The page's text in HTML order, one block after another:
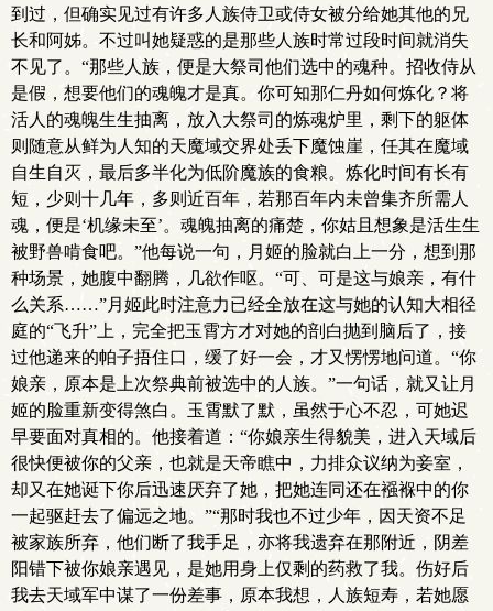
到过，但确实见过有许多人族侍卫或侍女被分给她其他的兄
长和阿姊。不过叫她疑惑的是那些人族时常过段时间就消失
不见了。“那些人族，便是大祭司他们选中的魂种。招收侍从
是假，想要他们的魂魄才是真。你可知那仁丹如何炼化？将
活人的魂魄生生抽离，放入大祭司的炼魂炉里，剩下的躯体
则随意从鲜为人知的天魔域交界处丢下魔蚀崖，任其在魔域
自生自灭，最后多半化为低阶魔族的食粮。炼化时间有长有
短，少则十几年，多则近百年，若那百年内未曾集齐所需人
魂，便是‘机缘未至’。魂魄抽离的痛楚，你姑且想象是活生生
被野兽啃食吧。”他每说一句，月姬的脸就白上一分，想到那
种场景，她腹中翻腾，几欲作呕。“可、可是这与娘亲，有什
么关系……”月姬此时注意力已经全放在这与她的认知大相径
庭的“飞升”上，完全把玉霄方才对她的剖白抛到脑后了，接
过他递来的帕子捂住口，缓了好一会，才又愣愣地问道。“你
娘亲，原本是上次祭典前被选中的人族。”一句话，就又让月
姬的脸重新变得煞白。玉霄默了默，虽然于心不忍，可她迟
早要面对真相的。他接着道：“你娘亲生得貌美，进入天域后
很快便被你的父亲，也就是天帝瞧中，力排众议纳为妾室，
却又在她诞下你后迅速厌弃了她，把她连同还在襁褓中的你
一起驱赶去了偏远之地。”“那时我也不过少年，因天资不足
被家族所弃，他们断了我手足，亦将我遗弃在那附近，阴差
阳错下被你娘亲遇见，是她用身上仅剩的药救了我。伤好后
我去天域军中谋了一份差事，原本我想，人族短寿，若她愿